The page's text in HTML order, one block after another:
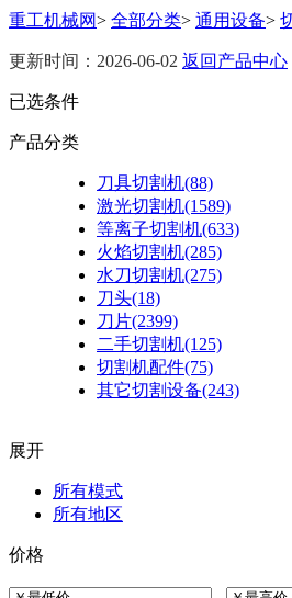
重工机械网> 全部分类> 通用设备>
更新时间：2026-06-02 返回产品中心
已选条件
产品分类
刀具切割机(88)
激光切割机(1589)
等离子切割机(633)
火焰切割机(285)
水刀切割机(275)
刀头(18)
刀片(2399)
二手切割机(125)
切割机配件(75)
其它切割设备(243)
展开
所有模式
所有地区
价格